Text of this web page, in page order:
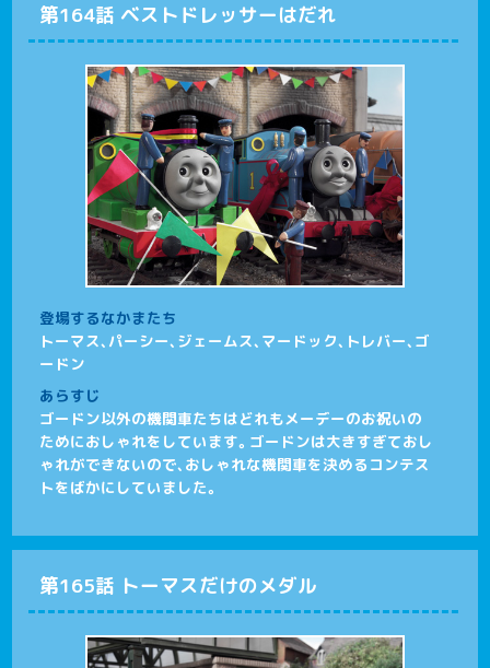
第164話 ベストドレッサーはだれ
登場するなかまたち
トーマス、パーシー、ジェームス、マードック、トレバー、ゴ
ードン
あらすじ
ゴードン以外の機関車たちはどれもメーデーのお祝いの
ためにおしゃれをしています。ゴードンは大きすぎておし
ゃれができないので、おしゃれな機関車を決めるコンテス
トをばかにしていました。
第165話 トーマスだけのメダル